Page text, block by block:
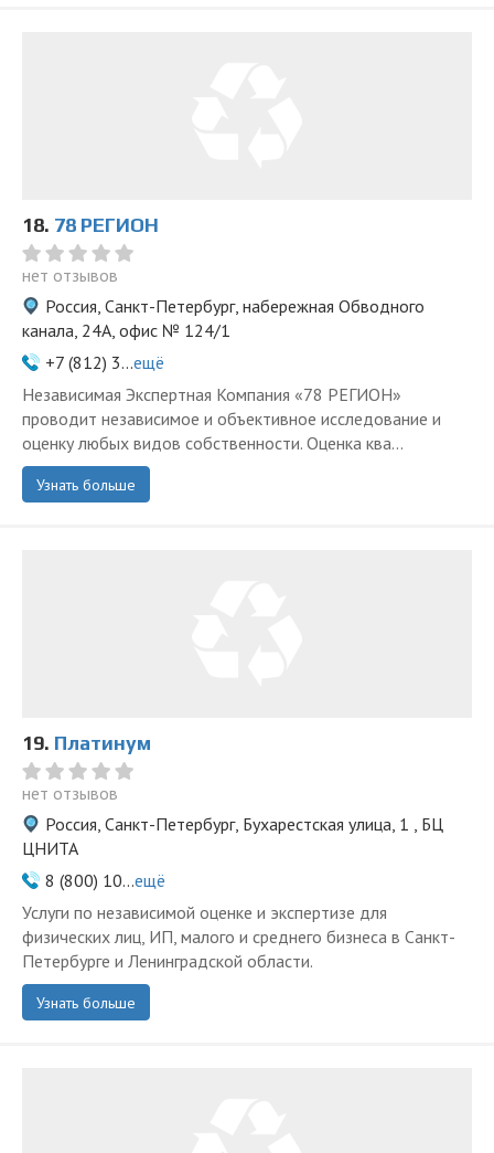
18. 78 РЕГИОН
нет отзывов
Россия, Санкт-Петербург, набережная Обводного
канала, 24А, офис № 124/1
+7 (812) 3...ещё
Независимая Экспертная Компания «78 РЕГИОН»
проводит независимое и объективное исследование и
оценку любых видов собственности. Оценка ква...
Узнать больше
19. Платинум
нет отзывов
Россия, Санкт-Петербург, Бухарестская улица, 1 , БЦ
ЦНИТА
8 (800) 10...ещё
Услуги по независимой оценке и экспертизе для
физических лиц, ИП, малого и среднего бизнеса в Санкт-
Петербурге и Ленинградской области.
Узнать больше